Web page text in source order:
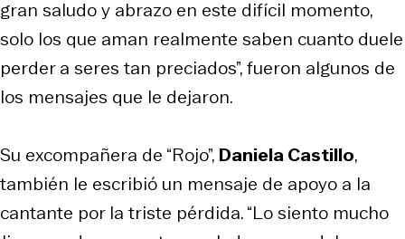
gran saludo y abrazo en este difícil momento,
solo los que aman realmente saben cuanto duele
perder a seres tan preciados”, fueron algunos de
los mensajes que le dejaron.
Su excompañera de “Rojo”, Daniela Castillo,
también le escribió un mensaje de apoyo a la
cantante por la triste pérdida. “Lo siento mucho